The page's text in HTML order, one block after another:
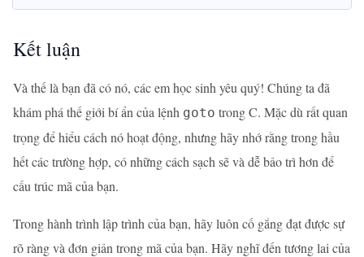
Kết luận
Và thế là bạn đã có nó, các em học sinh yêu quý! Chúng ta đã
khám phá thế giới bí ẩn của lệnh goto trong C. Mặc dù rất quan
trọng để hiểu cách nó hoạt động, nhưng hãy nhớ rằng trong hầu
hết các trường hợp, có những cách sạch sẽ và dễ bảo trì hơn để
cấu trúc mã của bạn.
Trong hành trình lập trình của bạn, hãy luôn cố gắng đạt được sự
rõ ràng và đơn giản trong mã của bạn. Hãy nghĩ đến tương lai của